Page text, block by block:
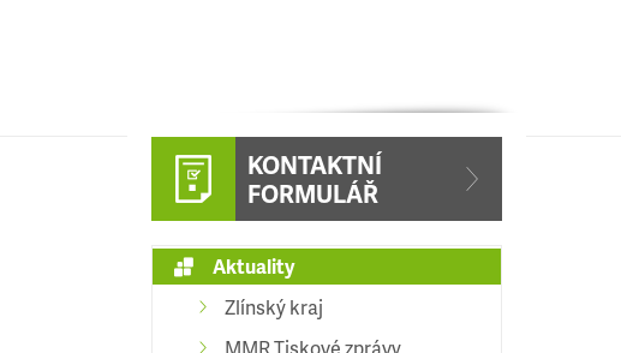
KONTAKTNÍ
FORMULÁŘ
Aktuality
Zlínský kraj